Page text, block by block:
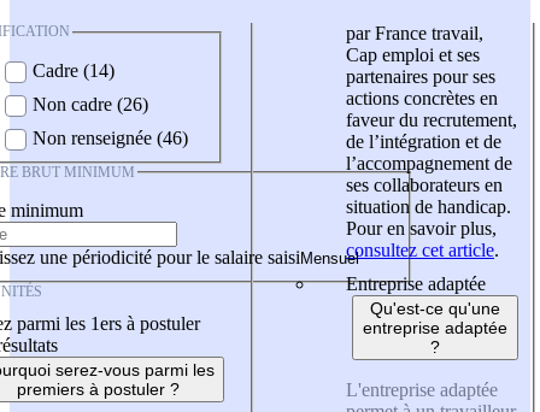
Cadre (14)
Non cadre (26)
Non renseignée (46)
BRUT MINIMUM
minimum
une périodicité pour le salaire saisi
parmi les 1ers à postuler
serez-vous parmi les
premiers à postuler ?
par France travail,
Cap emploi et ses
partenaires pour ses
actions concrètes en
faveur du recrutement,
de l’intégration et de
l’accompagnement de
ses collaborateurs en
situation de handicap.
Pour en savoir plus,
consultez cet article.
Entreprise adaptée
Qu'est-ce qu'une
entreprise adaptée
?
L'entreprise adaptée